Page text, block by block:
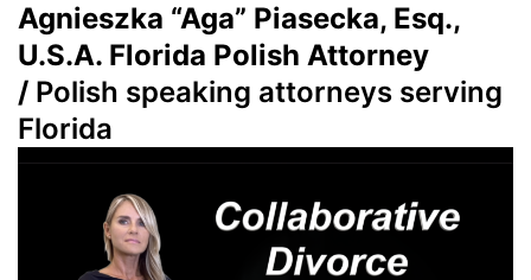
Agnieszka “Aga” Piasecka, Esq.,
U.S.A. Florida Polish Attorney
/ Polish speaking attorneys serving
Florida